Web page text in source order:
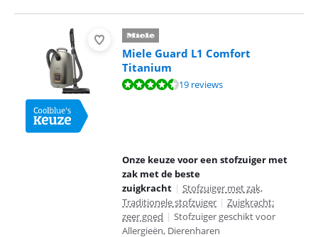
Miele Guard L1 Comfort
Titanium
Beoordeling is 9,2 van de 10, gebaseerd op 19 reviews.
19 reviews
Onze keuze voor een stofzuiger met
zak met de beste
zuigkracht | Stofzuiger met zak,
Traditionele stofzuiger | Zuigkracht:
zeer goed | Stofzuiger geschikt voor
Allergieën, Dierenharen